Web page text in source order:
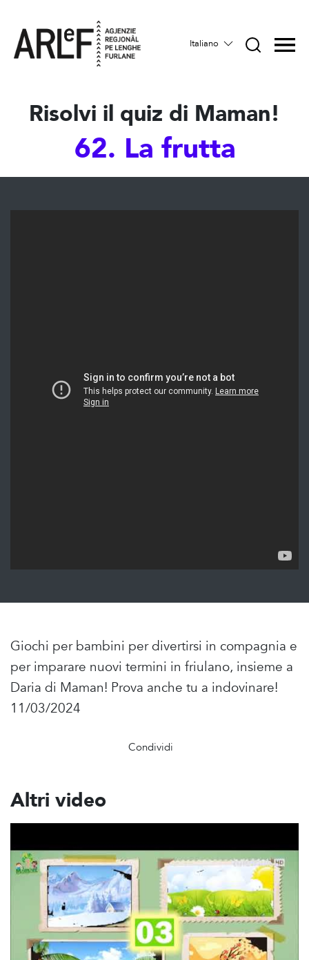
Italiano
Risolvi il quiz di Maman!
62. La frutta
Giochi per bambini per divertirsi in compagnia e
per imparare nuovi termini in friulano, insieme a
Daria di Maman! Prova anche tu a indovinare!
11/03/2024
Condividi
Altri video